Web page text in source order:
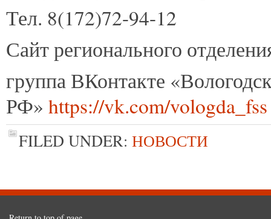
Тел. 8(172)72-94-12
Сайт регионального
группа ВКонтакте
РФ» https://vk.com/vologda_fss
FILED UNDER: НОВОСТИ